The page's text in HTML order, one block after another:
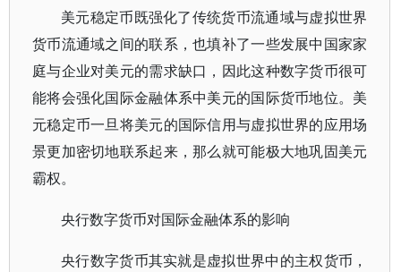
美元稳定币既强化了传统货币流通域与虚拟世界
货币流通域之间的联系，也填补了一些发展中国家家
庭与企业对美元的需求缺口，因此这种数字货币很可
能将会强化国际金融体系中美元的国际货币地位。美
元稳定币一旦将美元的国际信用与虚拟世界的应用场
景更加密切地联系起来，那么就可能极大地巩固美元
霸权。
央行数字货币对国际金融体系的影响
央行数字货币其实就是虚拟世界中的主权货币，